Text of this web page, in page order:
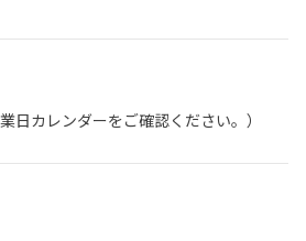
日カレンダーをご確認ください。）